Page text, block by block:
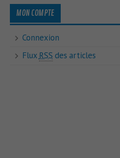
MON COMPTE
Connexion
FluxRSS des articles